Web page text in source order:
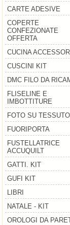
CARTE ADESIVE
COPERTE
CONFEZIONATE
OFFERTA
CUCINA
CUSCINI KIT
DMC FILO DA
FLISELINE E
IMBOTTITURE
FOTO SU TESSUTO
FUORIPORTA
FUSTELLATRICE
ACCUQUILT
GATTI. KIT
GUFI KIT
LIBRI
NATALE - KIT
OROLOGI DA